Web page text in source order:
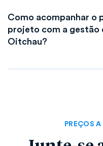
Como acompanhar o
projeto com a gestão
Oitchau?
PREÇOS